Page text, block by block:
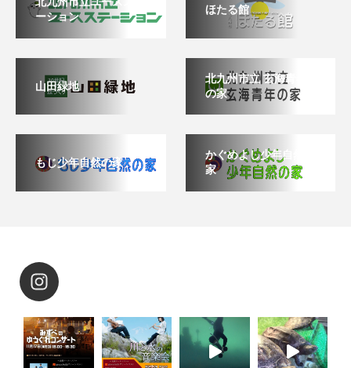
ーション
ほたる館
山田緑地
北九州市立 玄海青年
の家
もじ少年自然の家
かぐめよし少年自然の
家